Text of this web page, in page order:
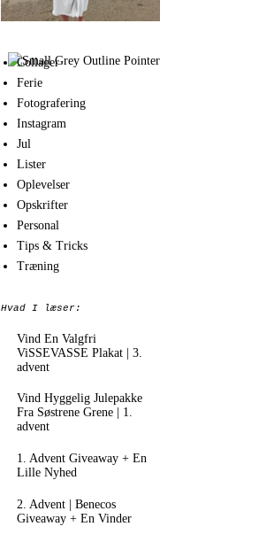
Collager
Ferie
Fotografering
Instagram
Jul
Lister
Oplevelser
Opskrifter
Personal
Tips & Tricks
Træning
Hvad I læser:
Vind En Valgfri
ViSSEVASSE Plakat | 3.
advent
Vind Hyggelig Julepakke
Fra Søstrene Grene | 1.
advent
1. Advent Giveaway + En
Lille Nyhed
2. Advent | Benecos
Giveaway + En Vinder